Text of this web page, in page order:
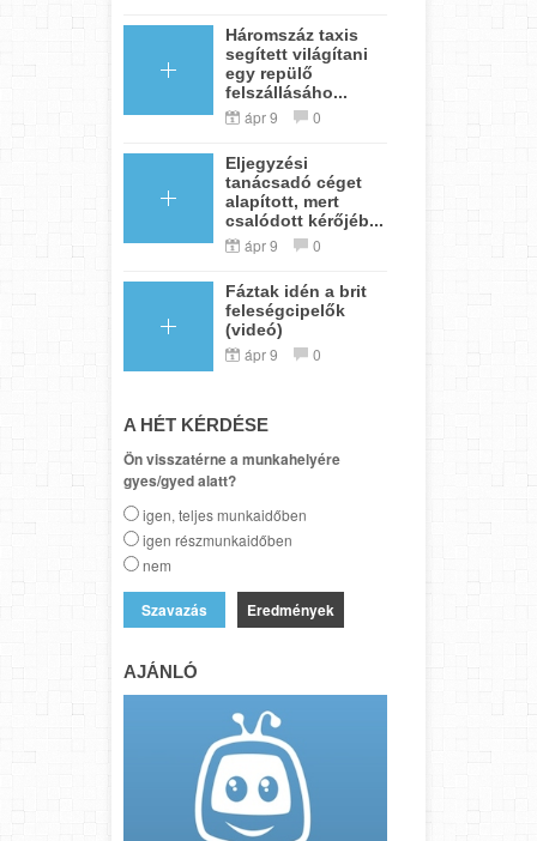
Háromszáz taxis
segített világítani
egy repülő
felszállásáho...
ápr 9 0
Eljegyzési
tanácsadó céget
alapított, mert
csalódott kérőjéb...
ápr 9 0
Fáztak idén a brit
feleségcipelők
(videó)
ápr 9 0
A HÉT KÉRDÉSE
Ön visszatérne a munkahelyére
gyes/gyed alatt?
igen, teljes munkaidőben
igen részmunkaidőben
nem
Eredmények
AJÁNLÓ